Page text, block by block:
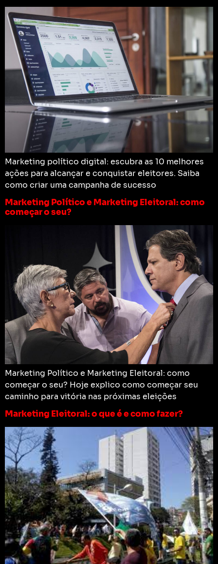
Marketing político digital: escubra as 10 melhores
ações para alcançar e conquistar eleitores. Saiba
como criar uma campanha de sucesso
Marketing Político e Marketing Eleitoral: como
começar o seu?
Marketing Político e Marketing Eleitoral: como
começar o seu? Hoje explico como começar seu
caminho para vitória nas próximas eleições
Marketing Eleitoral: o que é e como fazer?